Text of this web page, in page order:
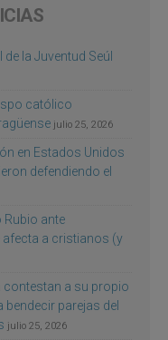
la Juventud Seúl
católico
julio 25, 2026
en Estados Unidos
defendiendo el
ante
a cristianos (y
contestan a su propio
parejas del
julio 25, 2026